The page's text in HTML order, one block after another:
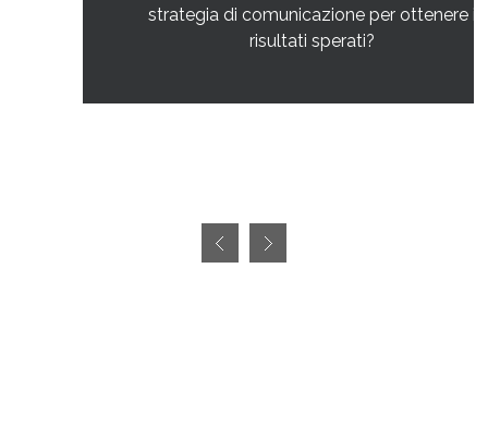
strategia di comunicazione per ottenere i
risultati sperati?